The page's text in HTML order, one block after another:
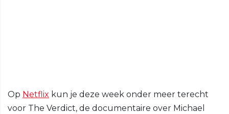
Op Netflix kun je deze week onder meer terecht
voor The Verdict, de documentaire over Michael